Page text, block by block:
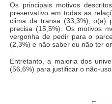
Os principais motivos
preservativo em todas as
clima da transa (33,3%), o(a)
precisa (15,5%). Os motivos
vergonha de pedir para o
(2,3%) e não saber ou não ter
Entretanto, a maioria dos
(56,6%) para justificar o não-